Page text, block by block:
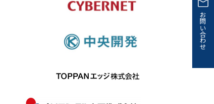
お問い合わせ